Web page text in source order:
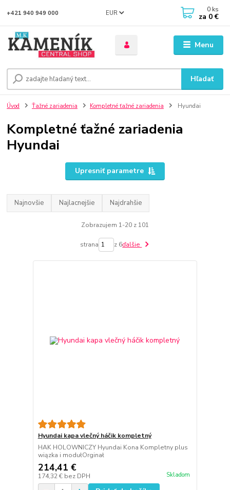
Menu
EUR
Hľadať
+421 940 949 000 0 ks
za 0 €
Úvod Ťažné zariadenia Kompletné ťažné zariadenia Hyundai
Kompletné ťažné zariadenia
Hyundai
Upresniť parametre
Najnovšie Najlacnejšie Najdrahšie
Zobrazujem 1-20 z 101
strana z 6ďalšie
Hyundai kapa vlečný háčik kompletný
HAK HOLOWNICZY Hyundai Kona Kompletny plus
wiązka i modułOrginał
214,41 €
174,32 € bez DPH Skladom